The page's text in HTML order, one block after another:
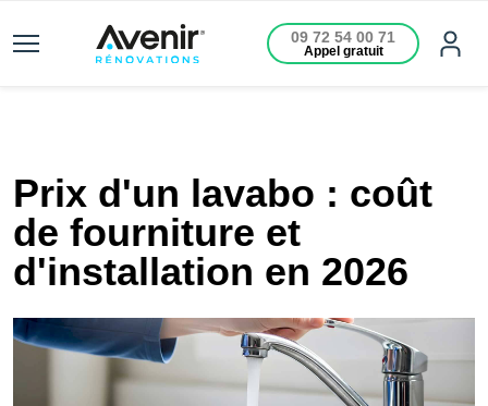
09 72 54 00 71
Appel gratuit
Prix d'un lavabo : coût
de fourniture et
d'installation en 2026